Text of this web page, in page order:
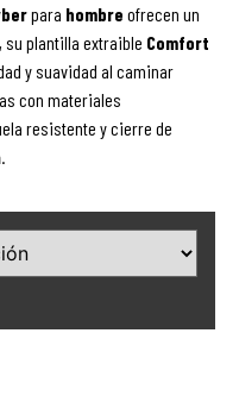
para hombre ofrecen un
, su plantilla extraible Comfort
y suavidad al caminar
con materiales
resistente y cierre de